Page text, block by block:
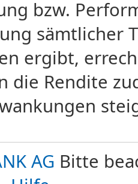
bzw.
sämtlicher
ergibt,
die Rendite
AG Bitte